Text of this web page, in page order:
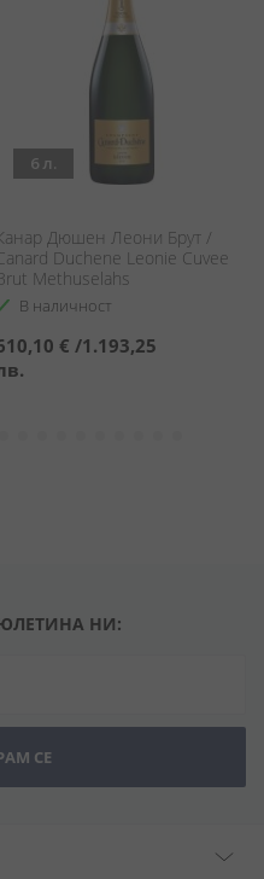
6 л.
Дюшен Леони Брут /
Duchene Leonie Cuvee
Methuselahs
В наличност
€ /1.193,25
НИ:
СЕ